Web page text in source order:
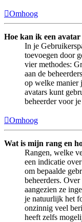
Omhoog
Hoe kan ik een avatar
In je
toevoegen door
vier methodes:
aan de
op welke manier
avatars kunt
beheerder voor
Omhoog
Wat is mijn rang en
Rangen, welke
een indicatie
om bepaalde
beheerders.
aangezien ze
je natuurlijk het
onzinnig veel
heeft zelfs